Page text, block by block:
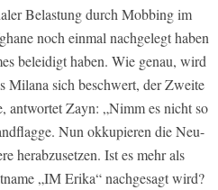
Belastung durch Mobbing im
noch einmal nachgelegt haben
beleidigt haben. Wie genau, wird
Milana sich beschwert, der Zweite
antwortet Zayn: „Nimm es nicht so
Nun okkupieren die Neu-
herabzusetzen. Ist es mehr als
„IM Erika“ nachgesagt wird?